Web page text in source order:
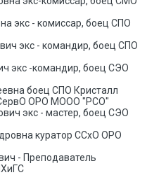
экс - комиссар, боец СПО
экс - командир, боец СПО
экс -командир, боец СЭО
боец СПО Кристалл
ОРО МООО "РСО"
экс - мастер, боец СЭО
куратор ССхО ОРО
- Преподаватель